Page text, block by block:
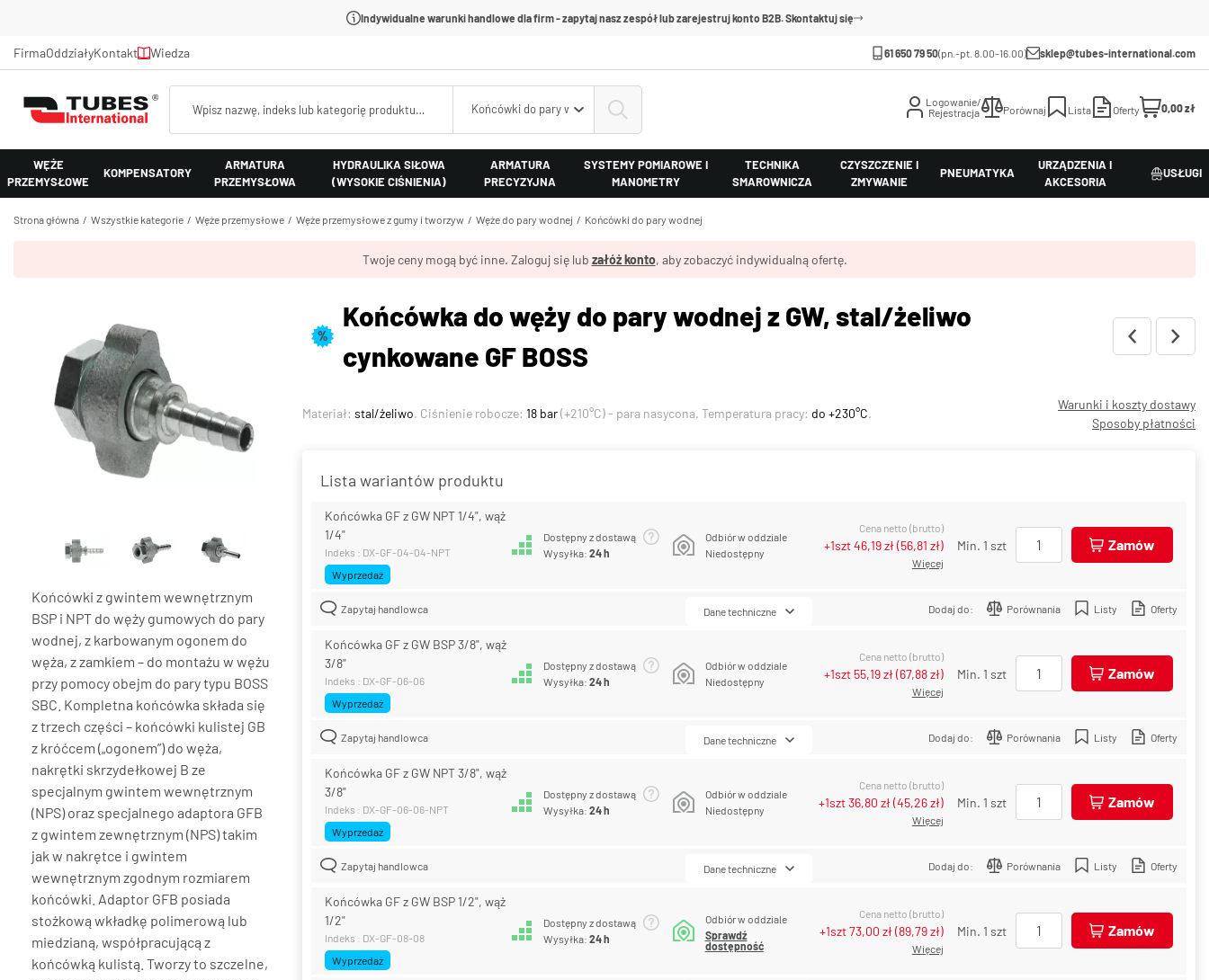
Indywidualne warunki handlowe dla firm - zapytaj nasz zespół lub zarejestruj konto B2B. Skontaktuj się
FirmaOddziałyKontakt Wiedza 61 650 79 50(pn.-pt. 8.00-16.00) sklep@tubes-international.com
Końcówki do pary wodnej
Logowanie/
Rejestracja
Porównaj Lista Oferty 0,00 zł
WĘŻE
PRZEMYSŁOWE
KOMPENSATORY
ARMATURA
PRZEMYSŁOWA
HYDRAULIKA SIŁOWA
(WYSOKIE CIŚNIENIA)
ARMATURA
PRECYZYJNA
SYSTEMY POMIAROWE I
MANOMETRY
TECHNIKA
SMAROWNICZA
CZYSZCZENIE I
ZMYWANIE
PNEUMATYKA
URZĄDZENIA I
AKCESORIA
USŁUGI
Strona główna Wszystkie kategorie Węże przemysłowe Węże przemysłowe z gumy i tworzyw Węże do pary wodnej Końcówki do pary wodnej
Twoje ceny mogą być inne. Zaloguj się lub załóż konto, aby zobaczyć indywidualną ofertę.
Końcówki z gwintem wewnętrznym
BSP i NPT do węży gumowych do pary
wodnej, z karbowanym ogonem do
węża, z zamkiem – do montażu w wężu
przy pomocy obejm do pary typu BOSS
SBC. Kompletna końcówka składa się
z trzech części – końcówki kulistej GB
z króćcem („ogonem”) do węża,
nakrętki skrzydełkowej B ze
specjalnym gwintem wewnętrznym
(NPS) oraz specjalnego adaptora GFB
z gwintem zewnętrznym (NPS) takim
jak w nakrętce i gwintem
wewnętrznym zgodnym rozmiarem
końcówki. Adaptor GFB posiada
stożkową wkładkę polimerową lub
miedzianą, współpracującą z
końcówką kulistą. Tworzy to szczelne,
%
Końcówka do węży do pary wodnej z GW, stal/żeliwo
cynkowane GF BOSS
Materiał: stal/żeliwo. Ciśnienie robocze: 18 bar(+210°C) - para nasycona. Temperatura pracy: do +230°C.
Warunki i koszty dostawy
Sposoby płatności
Lista wariantów produktu
Końcówka GF z GW NPT 1/4", wąż
1/4"
Indeks : DX-GF-04-04-NPT
Wyprzedaż
Dostępny z dostawą
Wysyłka:24 h
Odbiór w oddziale
Niedostępny
Cena netto (brutto)
+1szt46,19 zł(56,81 zł)
Więcej
Min. 1 szt Zamów
Zapytaj handlowca Dodaj do: Porównania Listy Oferty
Dane techniczne
Końcówka GF z GW BSP 3/8", wąż
3/8"
Indeks : DX-GF-06-06
Wyprzedaż
Dostępny z dostawą
Wysyłka:24 h
Odbiór w oddziale
Niedostępny
Cena netto (brutto)
+1szt 55,19 zł(67,88 zł)
Więcej
Min. 1 szt Zamów
Zapytaj handlowca Dodaj do: Porównania Listy Oferty
Dane techniczne
Końcówka GF z GW NPT 3/8", wąż
3/8"
Indeks : DX-GF-06-06-NPT
Wyprzedaż
Dostępny z dostawą
Wysyłka:24 h
Odbiór w oddziale
Niedostępny
Cena netto (brutto)
+1szt36,80 zł(45,26 zł)
Więcej
Min. 1 szt Zamów
Zapytaj handlowca Dodaj do: Porównania Listy Oferty
Dane techniczne
Końcówka GF z GW BSP 1/2", wąż
1/2"
Indeks : DX-GF-08-08
Wyprzedaż
Dostępny z dostawą
Wysyłka:24 h
Odbiór w oddziale
Sprawdź
dostępność
Cena netto (brutto)
+1szt73,00 zł(89,79 zł)
Więcej
Min. 1 szt Zamów